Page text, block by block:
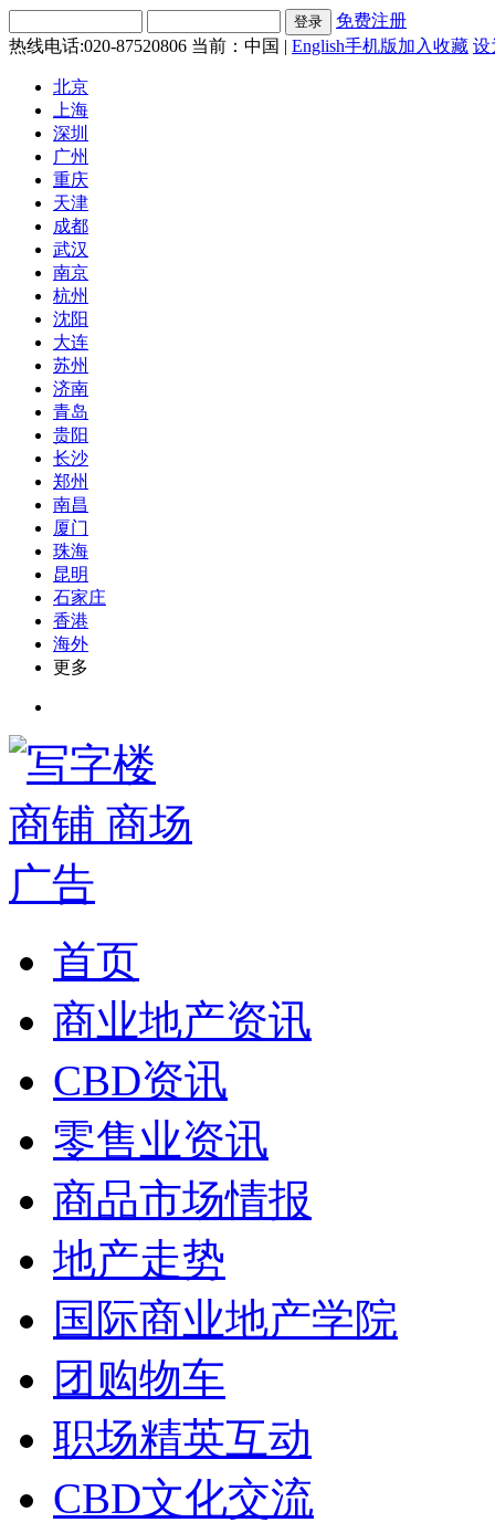
免费注册
热线电话:020-87520806 当前：中国 | English手机版加入收藏 设
北京
上海
深圳
广州
重庆
天津
成都
武汉
南京
杭州
沈阳
大连
苏州
济南
青岛
贵阳
长沙
郑州
南昌
厦门
珠海
昆明
石家庄
香港
海外
更多
首页
商业地产资讯
CBD资讯
零售业资讯
商品市场情报
地产走势
国际商业地产学院
团购物车
职场精英互动
CBD文化交流